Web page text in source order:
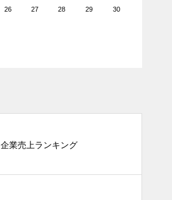
26 27 28 29 30
企業売上ランキング